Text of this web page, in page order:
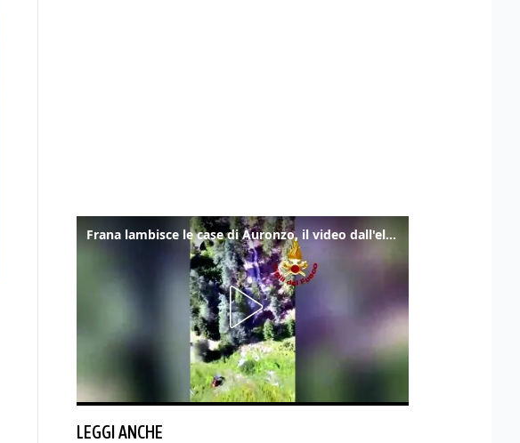
Frana lambisce le case di Auronzo, il video dall'elicottero dei vigili del fuoco
LEGGI ANCHE